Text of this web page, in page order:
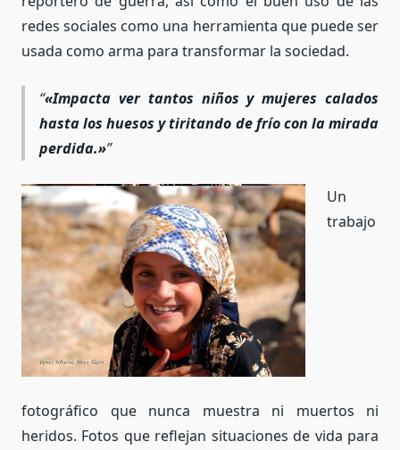
redes sociales como una herramienta que puede ser
usada como arma para transformar la sociedad.
«Impacta ver tantos niños y mujeres calados
hasta los huesos y tiritando de frío con la mirada
perdida.»
Un
trabajo
fotográfico que nunca muestra ni muertos ni
heridos. Fotos que reflejan situaciones de vida para